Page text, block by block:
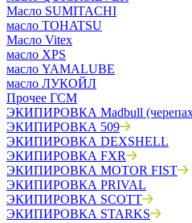
Масло SUMITACHI
масло TOHATSU
Масло Vitex
масло XPS
масло YAMALUBE
масло ЛУКОЙЛ
Прочее ГСМ
ЭКИПИРОВКА Madbull
ЭКИПИРОВКА 509
ЭКИПИРОВКА DEXSHELL
ЭКИПИРОВКА FXR
ЭКИПИРОВКА MOTOR FIST
ЭКИПИРОВКА PRIVAL
ЭКИПИРОВКА SCOTT
ЭКИПИРОВКА STARKS